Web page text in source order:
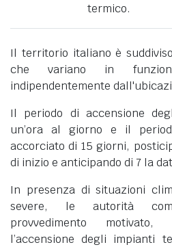
termico.
Il territorio italiano è
che variano in
indipendentemente
Il periodo di accensione
un’ora al giorno e il
accorciato di 15 giorni,
di inizio e anticipando di 7 la
In presenza di situazioni
severe, le autorità
provvedimento motivato,
l’accensione degli impianti